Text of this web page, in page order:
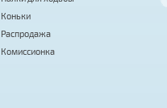
Коньки
Распродажа
Комиссионка